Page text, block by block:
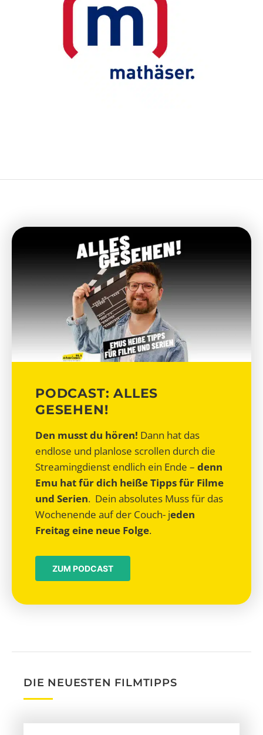
PODCAST: ALLES
GESEHEN!
Den musst du hören! Dann hat das
endlose und planlose scrollen durch die
Streamingdienst endlich ein Ende – denn
Emu hat für dich heiße Tipps für Filme
und Serien. Dein absolutes Muss für das
Wochenende auf der Couch- jeden
Freitag eine neue Folge.
ZUM PODCAST
DIE NEUESTEN FILMTIPPS